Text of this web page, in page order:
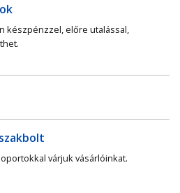
készpénzzel, előre utalással,
is fizethet.
várjuk vásárlóinkat.